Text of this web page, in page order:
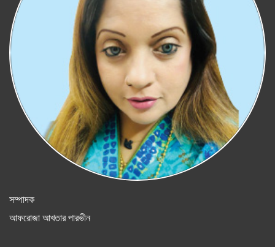
সম্পাদক
আফরোজা আখতার পারভীন